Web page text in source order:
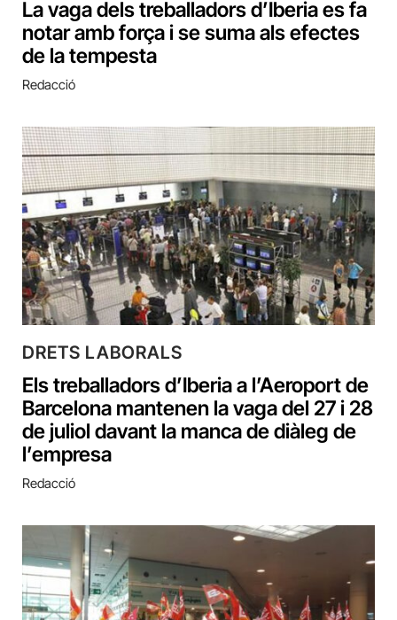
La vaga dels treballadors d’Iberia es fa
notar amb força i se suma als efectes
de la tempesta
Redacció
DRETS LABORALS
Els treballadors d’Iberia a l’Aeroport de
Barcelona mantenen la vaga del 27 i 28
de juliol davant la manca de diàleg de
l’empresa
Redacció